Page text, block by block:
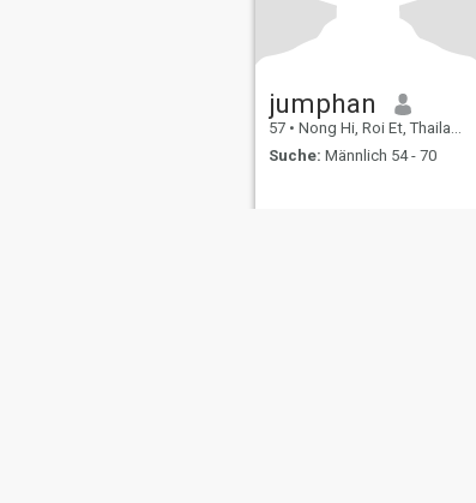
jumphan
57 • Nong Hi, Roi Et, Thailand
Suche: Männlich 54 - 70